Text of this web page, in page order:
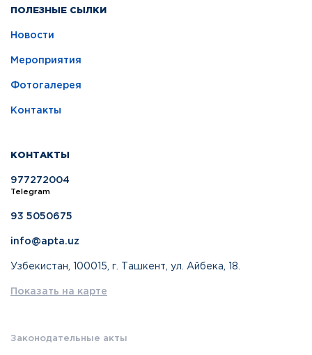
ПОЛЕЗНЫЕ СЫЛКИ
Новости
Мероприятия
Фотогалерея
Контакты
КОНТАКТЫ
977272004
Telegram
93 5050675
info@apta.uz
Узбекистан, 100015, г. Ташкент, ул. Айбека, 18.
Показать на карте
Законодательные акты